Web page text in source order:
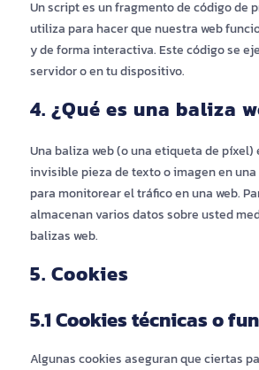
Un script es un fragmento de código de
utiliza para hacer que nuestra web
y de forma interactiva. Este código se
servidor o en tu dispositivo.
4. ¿Qué es una baliza
Una baliza web (o una etiqueta de píxel)
invisible pieza de texto o imagen en
para monitorear el tráfico en una web.
almacenan varios datos sobre usted
balizas web.
5. Cookies
5.1 Cookies técnicas o
Algunas cookies aseguran que ciertas